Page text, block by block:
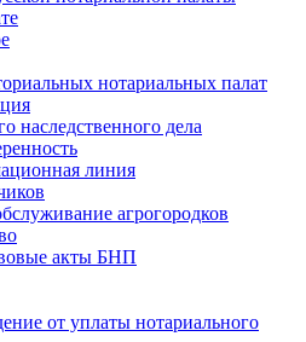
нотариальных палат
наследственного дела
линия
агрогородков
акты БНП
от уплаты нотариального